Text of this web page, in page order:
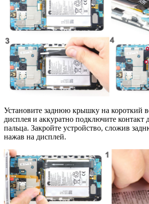
Установите заднюю крышку на короткий
дисплея и аккуратно подключите контакт
пальца. Закройте устройство, сложив
нажав на дисплей.